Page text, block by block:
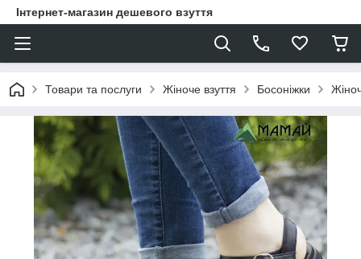
Інтернет-магазин дешевого взуття
Товари та послуги Жіноче взуття Босоніжки